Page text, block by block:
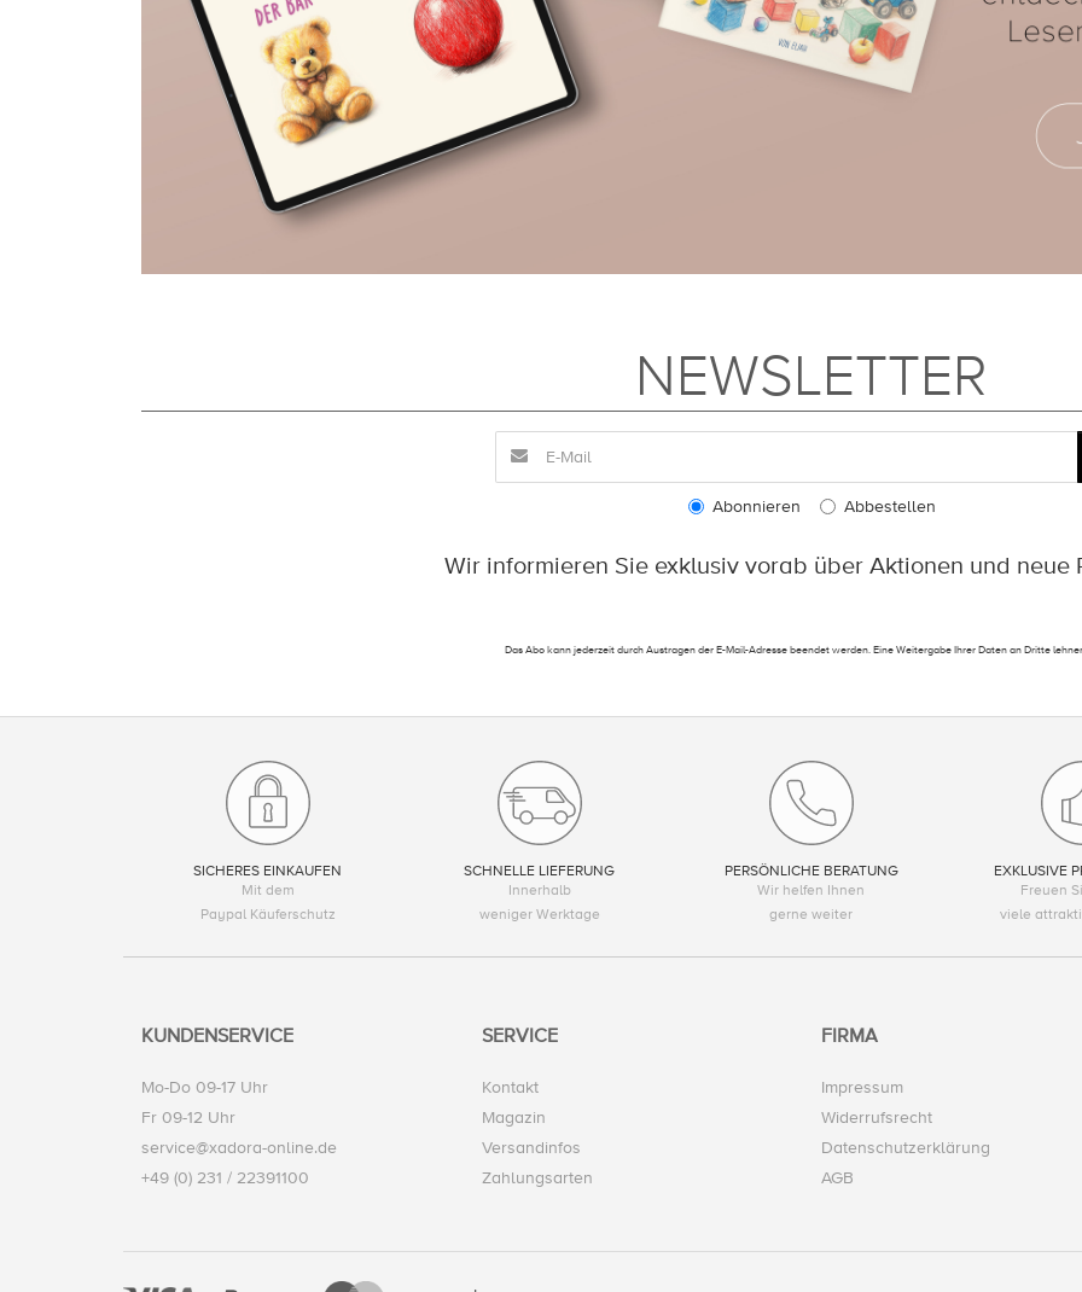
NEWSLETTER
Abonnieren Abbestellen
Wir informieren Sie exklusiv vorab über Aktionen und neue
Das Abo kann jederzeit durch Austragen der E-Mail-Adresse beendet werden. Eine Weitergabe Ihrer Daten an Dritte
SICHERES EINKAUFEN
Mit dem
Paypal Käuferschutz
SCHNELLE LIEFERUNG
Innerhalb
weniger Werktage
PERSÖNLICHE BERATUNG
Wir helfen Ihnen
gerne weiter
EXKLUSIVE
Freuen
viele
KUNDENSERVICE
Mo-Do 09-17 Uhr
Fr 09-12 Uhr
service@xadora-online.de
+49 (0) 231 / 22391100
SERVICE
Kontakt
Magazin
Versandinfos
Zahlungsarten
FIRMA
Impressum
Widerrufsrecht
Datenschutzerklärung
AGB